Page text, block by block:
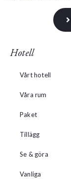
Hotell
Vårt hotell
Våra rum
Paket
Tillägg
Se & göra
Vanliga